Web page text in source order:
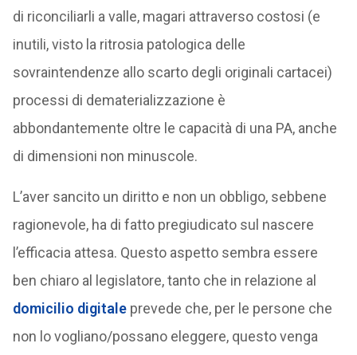
di riconciliarli a valle, magari attraverso costosi (e
inutili, visto la ritrosia patologica delle
sovraintendenze allo scarto degli originali cartacei)
processi di dematerializzazione è
abbondantemente oltre le capacità di una PA, anche
di dimensioni non minuscole.
L’aver sancito un diritto e non un obbligo, sebbene
ragionevole, ha di fatto pregiudicato sul nascere
l’efficacia attesa. Questo aspetto sembra essere
ben chiaro al legislatore, tanto che in relazione al
domicilio digitale prevede che, per le persone che
non lo vogliano/possano eleggere, questo venga